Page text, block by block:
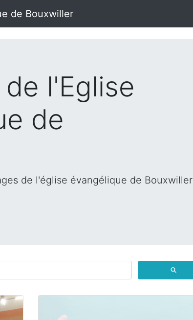
de Bouxwiller
l'Eglise
de
de l'église évangélique de Bouxwiller
⚲